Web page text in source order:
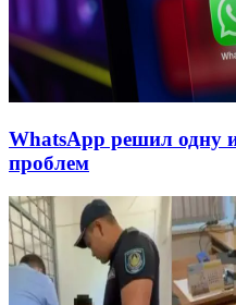
WhatsApp решил одну
проблем